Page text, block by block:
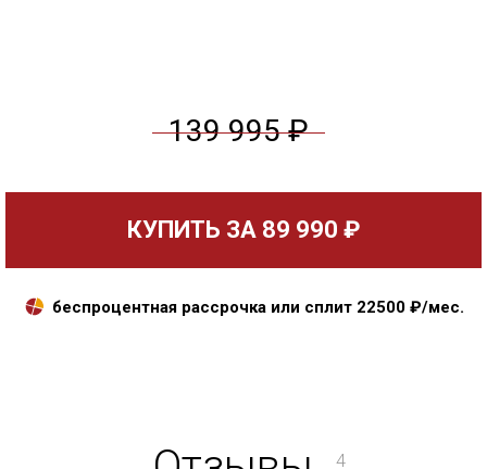
139 995 ₽
КУПИТЬ ЗА 89 990 ₽
беспроцентная рассрочка или сплит 22500₽/мес.
4